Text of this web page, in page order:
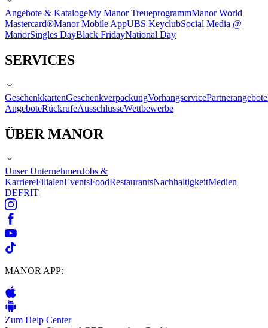
Angebote & KatalogeMy Manor TreueprogrammManor World
Mastercard®Manor Mobile AppUBS KeyclubSocial Media @
ManorSingles DayBlack FridayNational Day
SERVICES
GeschenkkartenGeschenkverpackungVorhangservicePartnerangebote
AngeboteRückrufeAusschlüsseWettbewerbe
ÜBER MANOR
Unser UnternehmenJobs &
KarriereFilialenEventsFoodRestaurantsNachhaltigkeitMedien
DEFRIT
MANOR APP:
Zum Help Center